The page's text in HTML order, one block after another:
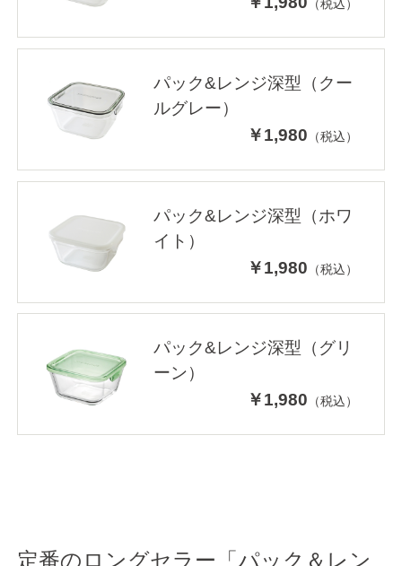
（税込）
パック&レンジ深型（クー
ルグレー）
￥1,980 （税込）
パック&レンジ深型（ホワ
イト）
￥1,980 （税込）
パック&レンジ深型（グリ
ーン）
￥1,980 （税込）
定番のロングセラー「パック＆レン